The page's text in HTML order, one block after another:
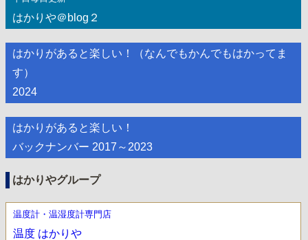
はかりや＠blog２
はかりがあると楽しい！（なんでもかんでもはかってま
す）
2024
はかりがあると楽しい！
バックナンバー 2017～2023
はかりやグループ
温度計・温湿度計専門店
温度 はかりや